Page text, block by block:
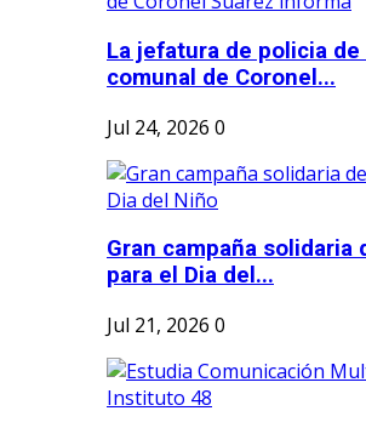
La jefatura de policia de
comunal de Coronel...
Jul 24, 2026 0
Gran campaña solidaria
para el Dia del...
Jul 21, 2026 0